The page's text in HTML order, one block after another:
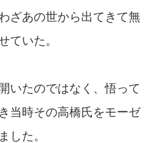
ざあの世から出てきて無
ていた。
いたのではなく、悟って
当時その高橋氏をモーゼ
した。